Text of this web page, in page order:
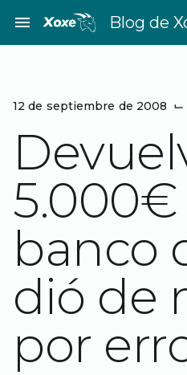
contenido
menu Blog de
12 de septiembre de 2008 ⌙
5.000€
banco
dió de
por